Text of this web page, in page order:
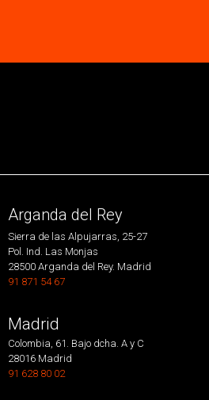
Arganda del Rey
Sierra de las Alpujarras, 25-27
Pol. Ind. Las Monjas
28500 Arganda del Rey. Madrid
91 871 54 67
Madrid
Colombia, 61. Bajo dcha. A y C
28016 Madrid
91 628 80 02